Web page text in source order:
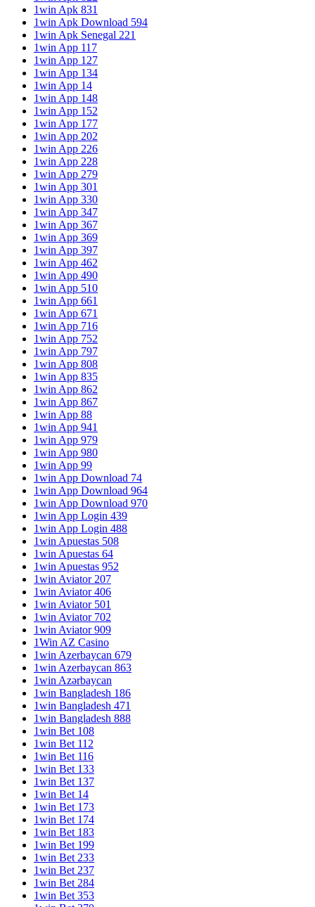
1win Apk 831
1win Apk Download 594
1win Apk Senegal 221
1win App 117
1win App 127
1win App 134
1win App 14
1win App 148
1win App 152
1win App 177
1win App 202
1win App 226
1win App 228
1win App 279
1win App 301
1win App 330
1win App 347
1win App 367
1win App 369
1win App 397
1win App 462
1win App 490
1win App 510
1win App 661
1win App 671
1win App 716
1win App 752
1win App 797
1win App 808
1win App 835
1win App 862
1win App 867
1win App 88
1win App 941
1win App 979
1win App 980
1win App 99
1win App Download 74
1win App Download 964
1win App Download 970
1win App Login 439
1win App Login 488
1win Apuestas 508
1win Apuestas 64
1win Apuestas 952
1win Aviator 207
1win Aviator 406
1win Aviator 501
1win Aviator 702
1win Aviator 909
1Win AZ Casino
1win Azerbaycan 679
1win Azerbaycan 863
1win Azərbaycan
1win Bangladesh 186
1win Bangladesh 471
1win Bangladesh 888
1win Bet 108
1win Bet 112
1win Bet 116
1win Bet 133
1win Bet 137
1win Bet 14
1win Bet 173
1win Bet 174
1win Bet 183
1win Bet 199
1win Bet 233
1win Bet 237
1win Bet 284
1win Bet 353